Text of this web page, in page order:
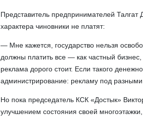
Представитель предпринимателей Талгат
характера чиновники не платят:
— Мне кажется, государство нельзя
должны платить все — как частный
реклама дорого стоит. Если такого
администрирование: рекламу под разными
Но пока председатель КСК «Достык»
улучшением состояния своей